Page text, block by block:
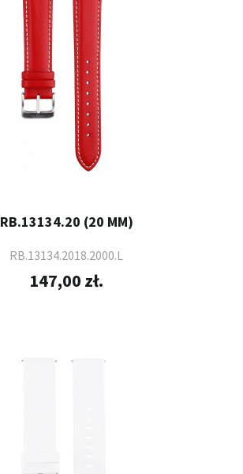
RB.13134.20 (20 MM)
RB.13134.2018.2000.L
147,00 zł.